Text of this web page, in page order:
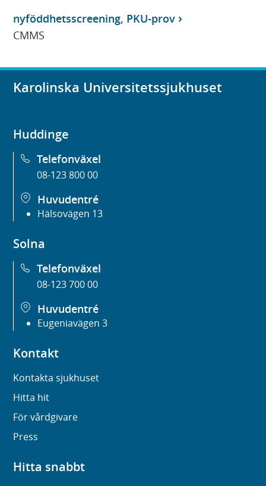
nyföddhetsscreening, PKU-prov
CMMS
Karolinska Universitetssjukhuset
Huddinge
Telefonväxel
08-123 800 00
Huvudentré
Hälsovägen 13
Solna
Telefonväxel
08-123 700 00
Huvudentré
Eugeniavägen 3
Kontakt
Kontakta sjukhuset
Hitta hit
För vårdgivare
Press
Hitta snabbt